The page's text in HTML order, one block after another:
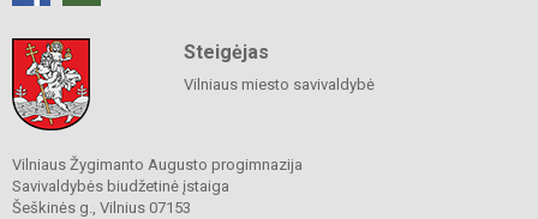
Steigėjas
Vilniaus miesto savivaldybė
Vilniaus Žygimanto Augusto progimnazija
Savivaldybės biudžetinė įstaiga
Šeškinės g., Vilnius 07153